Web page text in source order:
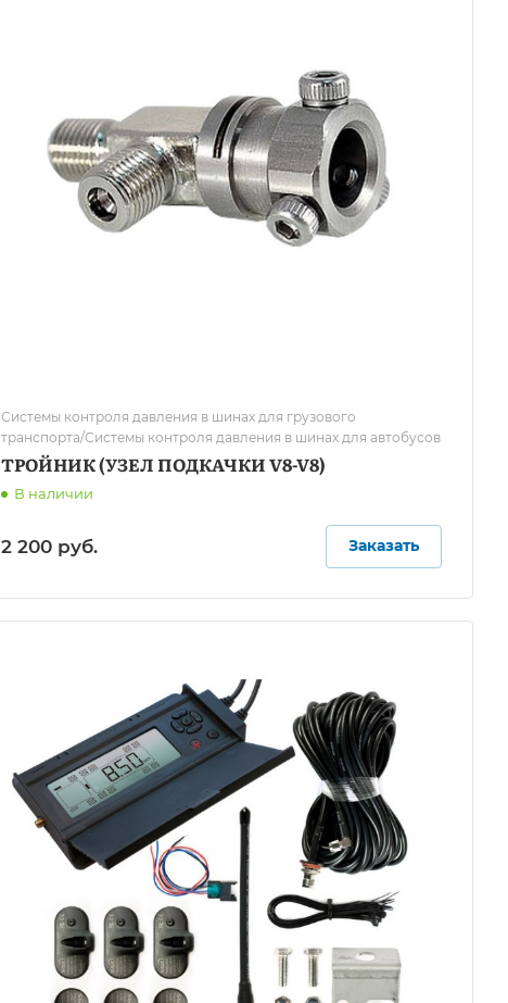
Системы контроля давления в шинах для грузового
транспорта/Системы контроля давления в шинах для автобусов
ТРОЙНИК (УЗЕЛ ПОДКАЧКИ V8-V8)
В наличии
2 200 руб. Заказать